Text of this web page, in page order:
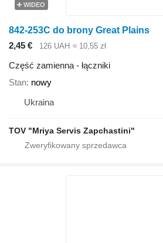
WIDEO
842-253C do brony Great Plains
2,45 €
126 UAH ≈ 10,55 zł
Część zamienna - łączniki
Stan nowy
Ukraina
TOV "Mriya Servis Zapchastini"